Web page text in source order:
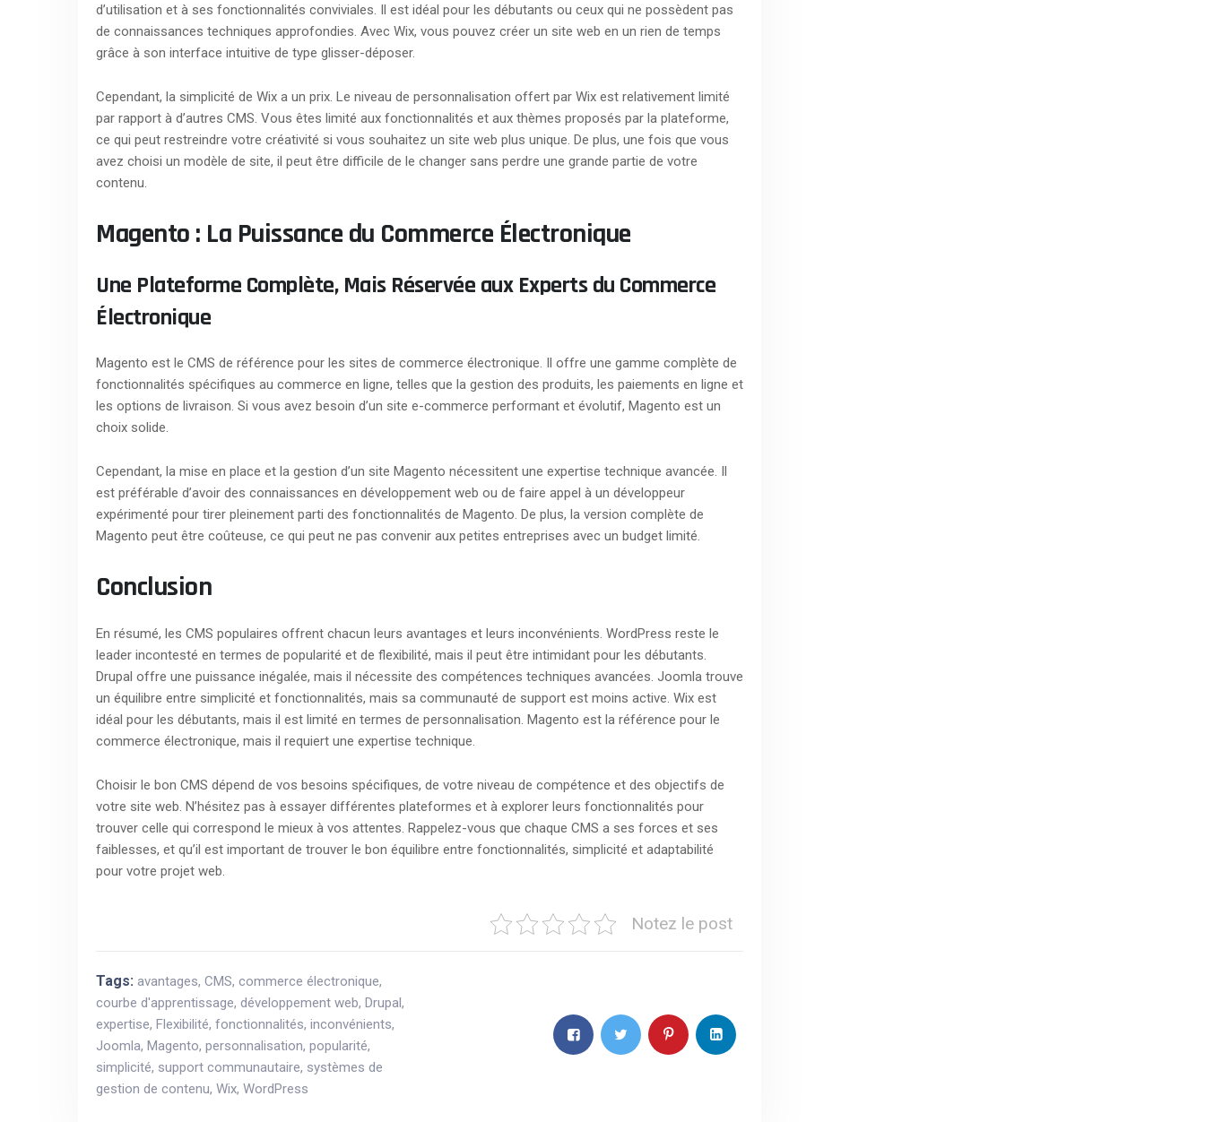
d’utilisation et à ses fonctionnalités conviviales. Il est idéal pour les débutants ou ceux qui ne possèdent pas
de connaissances techniques approfondies. Avec Wix, vous pouvez créer un site web en un rien de temps
grâce à son interface intuitive de type glisser-déposer.
Cependant, la simplicité de Wix a un prix. Le niveau de personnalisation offert par Wix est relativement limité
par rapport à d’autres CMS. Vous êtes limité aux fonctionnalités et aux thèmes proposés par la plateforme,
ce qui peut restreindre votre créativité si vous souhaitez un site web plus unique. De plus, une fois que vous
avez choisi un modèle de site, il peut être difficile de le changer sans perdre une grande partie de votre
contenu.
Magento : La Puissance du Commerce Électronique
Une Plateforme Complète, Mais Réservée aux Experts du Commerce
Électronique
Magento est le CMS de référence pour les sites de commerce électronique. Il offre une gamme complète de
fonctionnalités spécifiques au commerce en ligne, telles que la gestion des produits, les paiements en ligne et
les options de livraison. Si vous avez besoin d’un site e-commerce performant et évolutif, Magento est un
choix solide.
Cependant, la mise en place et la gestion d’un site Magento nécessitent une expertise technique avancée. Il
est préférable d’avoir des connaissances en développement web ou de faire appel à un développeur
expérimenté pour tirer pleinement parti des fonctionnalités de Magento. De plus, la version complète de
Magento peut être coûteuse, ce qui peut ne pas convenir aux petites entreprises avec un budget limité.
Conclusion
En résumé, les CMS populaires offrent chacun leurs avantages et leurs inconvénients. WordPress reste le
leader incontesté en termes de popularité et de flexibilité, mais il peut être intimidant pour les débutants.
Drupal offre une puissance inégalée, mais il nécessite des compétences techniques avancées. Joomla trouve
un équilibre entre simplicité et fonctionnalités, mais sa communauté de support est moins active. Wix est
idéal pour les débutants, mais il est limité en termes de personnalisation. Magento est la référence pour le
commerce électronique, mais il requiert une expertise technique.
Choisir le bon CMS dépend de vos besoins spécifiques, de votre niveau de compétence et des objectifs de
votre site web. N’hésitez pas à essayer différentes plateformes et à explorer leurs fonctionnalités pour
trouver celle qui correspond le mieux à vos attentes. Rappelez-vous que chaque CMS a ses forces et ses
faiblesses, et qu’il est important de trouver le bon équilibre entre fonctionnalités, simplicité et adaptabilité
pour votre projet web.
Notez le post
Tags: avantages, CMS, commerce électronique,
courbe d'apprentissage, développement web, Drupal,
expertise, Flexibilité, fonctionnalités, inconvénients,
Joomla, Magento, personnalisation, popularité,
simplicité, support communautaire, systèmes de
gestion de contenu, Wix, WordPress